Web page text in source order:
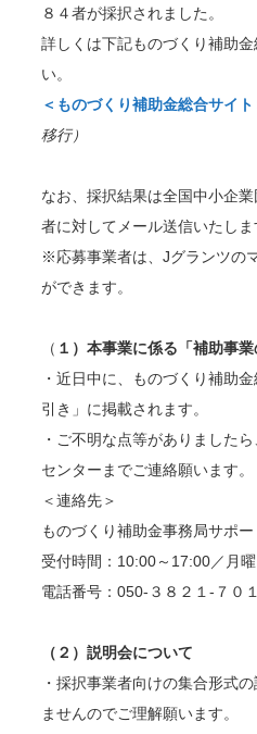
８４者が採択されました。
詳しくは下記ものづくり補助
い。
＜ものづくり補助金総合サイト
移行）
なお、採択結果は全国中小企
者に対してメール送信いたしま
※応募事業者は、Jグランツの
ができます。
（ １）本事業に係る「補助事
・近日中に、ものづくり補助
引き」に掲載されます。
・ご不明な点等がありました
センターまでご連絡願います。
＜連絡先＞
ものづくり補助金事務局サポ
受付時間：10:00～17:00／月曜
電話番号：050-３８２１-７０
（２）説明会について
・採択事業者向けの集合形式
ませんのでご理解願います。